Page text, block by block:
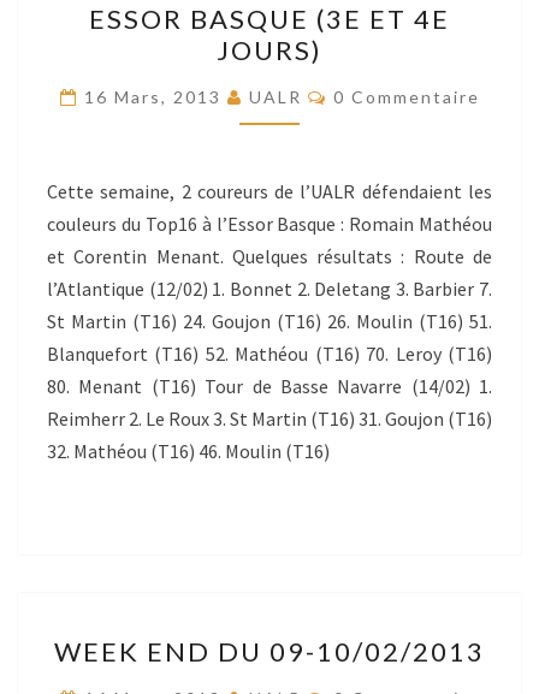
BASQUE
(3E
ET
4E
ESSOR BASQUE (3E ET 4E
JOURS)
16 Mars, 2013 UALR Commentaires
0 Commentaire
Cette semaine, 2 coureurs de l’UALR défendaient les
couleurs du Top16 à l’Essor Basque : Romain Mathéou
et Corentin Menant. Quelques résultats : Route de
l’Atlantique (12/02) 1. Bonnet 2. Deletang 3. Barbier 7.
St Martin (T16) 24. Goujon (T16) 26. Moulin (T16) 51.
Blanquefort (T16) 52. Mathéou (T16) 70. Leroy (T16)
80. Menant (T16) Tour de Basse Navarre (14/02) 1.
Reimherr 2. Le Roux 3. St Martin (T16) 31. Goujon (T16)
32. Mathéou (T16) 46. Moulin (T16)
END
WEEK END DU 09-10/02/2013